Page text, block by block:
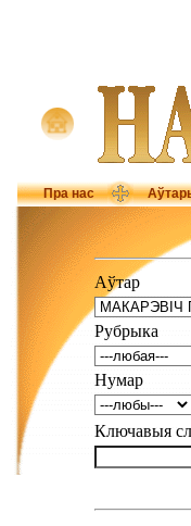
Пра нас
Аўтар
Рубрыка
Нумар
Ключавыя